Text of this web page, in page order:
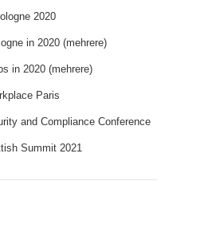
2020
in 2020 (mehrere)
in 2020 (mehrere)
Paris
and Compliance Conference
Summit 2021